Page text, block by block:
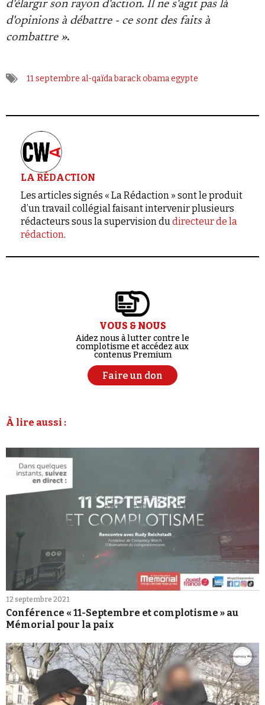
d'élargir son rayon d'action. Il ne s'agit pas là
d'opinions à débattre - ce sont des faits à
combattre ».
11 septembre al-qaïdabarack obamaegypte
LA RÉDACTION
Les articles signés « La Rédaction » sont le produit
d’un travail collégial faisant intervenir plusieurs
rédacteurs sous la supervision dudirecteur de la
rédaction.
VOUS & NOUS
Aidez nous à lutter contre le
complotisme et accédez aux
contenus Premium
Faire un don
À lire aussi :
12 septembre 2021
Conférence « 11-Septembre et complotisme » au
Mémorial pour la paix